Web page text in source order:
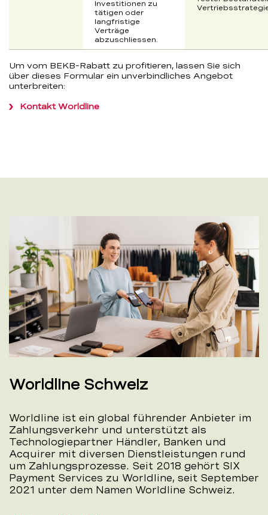
Investitionen zu
tätigen oder
langfristige
Verträge
abzuschliessen.
Um vom BEKB-Rabatt zu profitieren, lassen Sie sich
über dieses Formular ein unverbindliches Angebot
unterbreiten:
Kontakt Worldline
Worldline Schweiz
Worldline ist ein global führender Anbieter im
Zahlungsverkehr und unterstützt als
Technologiepartner Händler, Banken und
Acquirer mit diversen Dienstleistungen rund
um Zahlungsprozesse. Seit 2018 gehört SIX
Payment Services zu Worldline, seit September
2021 unter dem Namen Worldline Schweiz.